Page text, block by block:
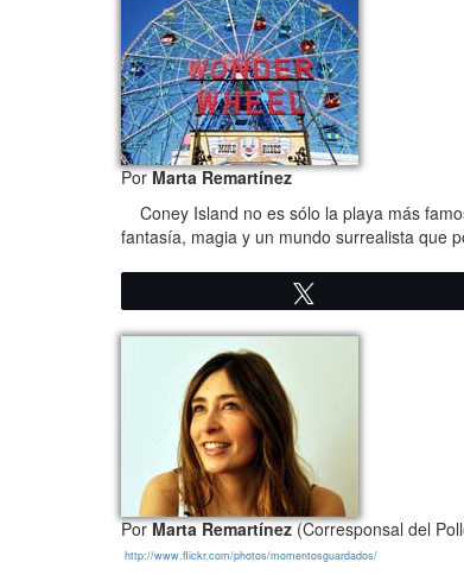
PorMarta Remartínez
Coney Island no es sólo la playa más
fantasía, magia y un mundo surrealista que
PorMarta Remartínez(Corresponsal del
http://www.flickr.com/photos/momentosguardados/